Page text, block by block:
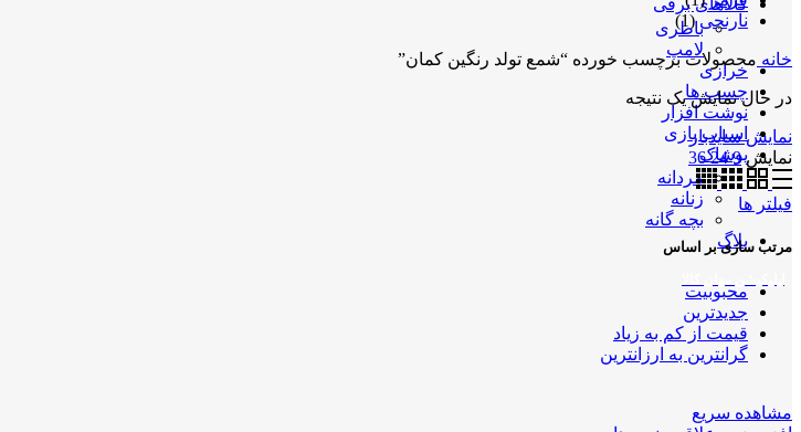
کالاهای برقی
باطری
لامپ
خرازی
چسب ها
نوشت افزار
اسباب بازی
پوشاک
مردانه
زنانه
بچه گانه
بلاگ
نارنجی (1)
خانه محصولات برچسب خورده “شمع تولد رنگین کمان”
در حال نمایش یک نتیجه
نمایش سایدبار
نمایش9
24
36
فیلتر ها
مرتب سازی بر اساس
محبوبیت
جدیدترین
قیمت از کم به زیاد
گرانترین به ارزانترین
مشاهده سریع